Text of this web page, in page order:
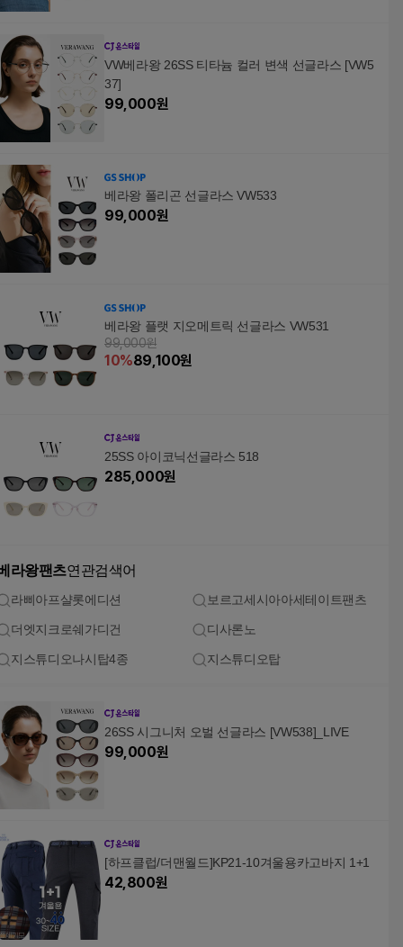
VW베라왕 26SS 티타늄 컬러 변색 선글라스 [VW5
37]
99,000원
베라왕 폴리곤 선글라스 VW533
99,000원
베라왕 플랫 지오메트릭 선글라스 VW531
99,000원
10%89,100원
25SS 아이코닉선글라스 518
285,000원
라왕팬츠연관검색어
라삐아프샬롯에디션 보르고세시아아세테이트팬츠
더엣지크로쉐가디건 디사론노
지스튜디오나시탑4종 지스튜디오탑
26SS 시그니처 오벌 선글라스 [VW538]_LIVE
99,000원
[하프클럽/더맨월드]KP21-10겨울용카고바지 1+1
42,800원